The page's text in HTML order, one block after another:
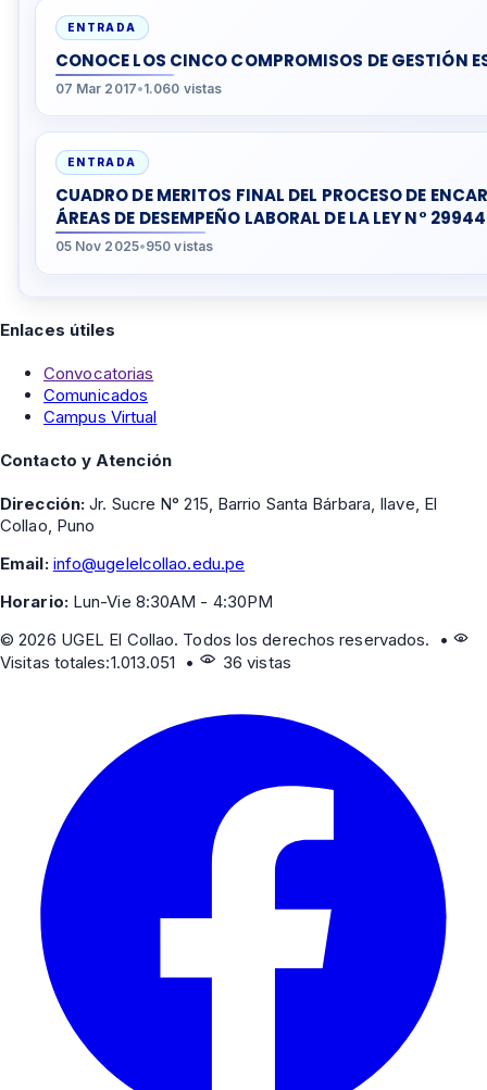
ENTRADA
CONOCE LOS CINCO COMPROMISOS DE GESTIÓN
07 Mar 2017•1.060 vistas
ENTRADA
CUADRO DE MERITOS FINAL DEL PROCESO DE
ÁREAS DE DESEMPEÑO LABORAL DE LA LEY N°
05 Nov 2025•950 vistas
Enlaces útiles
Convocatorias
Comunicados
Campus Virtual
Contacto y Atención
Dirección: Jr. Sucre N° 215, Barrio Santa Bárbara, Ilave, El
Collao, Puno
Email: info@ugelelcollao.edu.pe
Horario:Lun-Vie 8:30AM - 4:30PM
©2026 UGEL El Collao. Todos los derechos reservados. •
Visitas totales:1.013.051 • 36 vistas